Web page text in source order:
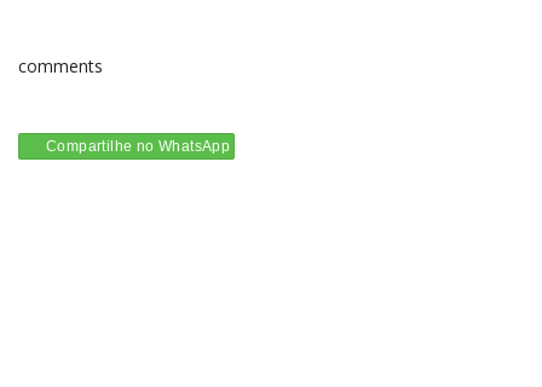
comments
Compartilhe no WhatsApp